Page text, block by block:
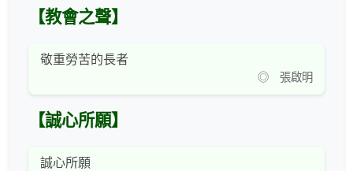
【教會之聲】
敬重勞苦的長者
◎ 張啟明
【誠心所願】
誠心所願